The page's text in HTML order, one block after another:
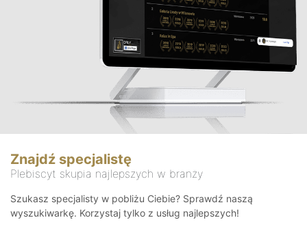
Znajdź specjalistę
Plebiscyt skupia najlepszych w branży
Szukasz specjalisty w pobliżu Ciebie? Sprawdź naszą
wyszukiwarkę. Korzystaj tylko z usług najlepszych!